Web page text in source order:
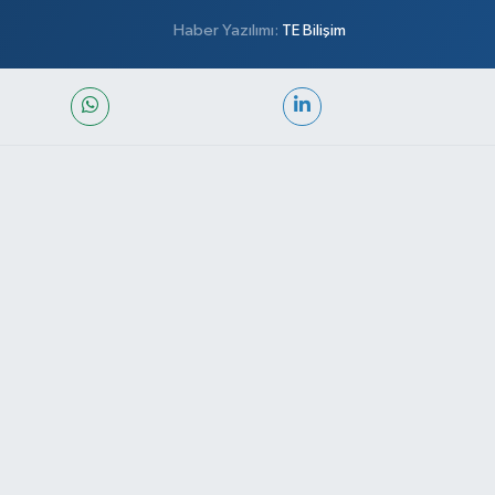
Haber Yazılımı: TE Bilişim